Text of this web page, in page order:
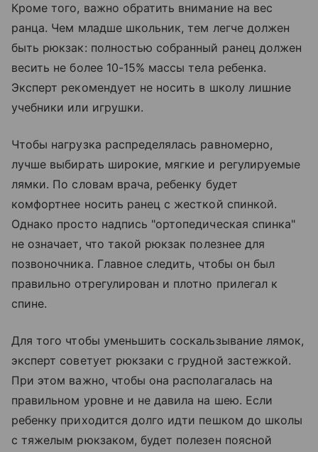
Кроме того, важно обратить внимание на вес
ранца. Чем младше школьник, тем легче должен
быть рюкзак: полностью собранный ранец должен
весить не более 10-15% массы тела ребенка.
Эксперт рекомендует не носить в школу лишние
учебники или игрушки.
Чтобы нагрузка распределялась равномерно,
лучше выбирать широкие, мягкие и регулируемые
лямки. По словам врача, ребенку будет
комфортнее носить ранец с жесткой спинкой.
Однако просто надпись "ортопедическая спинка"
не означает, что такой рюкзак полезнее для
позвоночника. Главное следить, чтобы он был
правильно отрегулирован и плотно прилегал к
спине.
Для того чтобы уменьшить соскальзывание лямок,
эксперт советует рюкзаки с грудной застежкой.
При этом важно, чтобы она располагалась на
правильном уровне и не давила на шею. Если
ребенку приходится долго идти пешком до школы
с тяжелым рюкзаком, будет полезен поясной